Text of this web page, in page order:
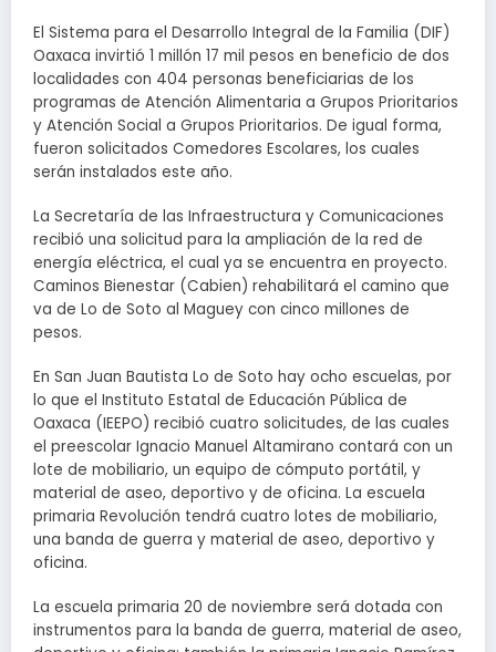
El Sistema para el Desarrollo Integral de la Familia (DIF)
Oaxaca invirtió 1 millón 17 mil pesos en beneficio de dos
localidades con 404 personas beneficiarias de los
programas de Atención Alimentaria a Grupos Prioritarios
y Atención Social a Grupos Prioritarios. De igual forma,
fueron solicitados Comedores Escolares, los cuales
serán instalados este año.
La Secretaría de las Infraestructura y Comunicaciones
recibió una solicitud para la ampliación de la red de
energía eléctrica, el cual ya se encuentra en proyecto.
Caminos Bienestar (Cabien) rehabilitará el camino que
va de Lo de Soto al Maguey con cinco millones de
pesos.
En San Juan Bautista Lo de Soto hay ocho escuelas, por
lo que el Instituto Estatal de Educación Pública de
Oaxaca (IEEPO) recibió cuatro solicitudes, de las cuales
el preescolar Ignacio Manuel Altamirano contará con un
lote de mobiliario, un equipo de cómputo portátil, y
material de aseo, deportivo y de oficina. La escuela
primaria Revolución tendrá cuatro lotes de mobiliario,
una banda de guerra y material de aseo, deportivo y
oficina.
La escuela primaria 20 de noviembre será dotada con
instrumentos para la banda de guerra, material de aseo,